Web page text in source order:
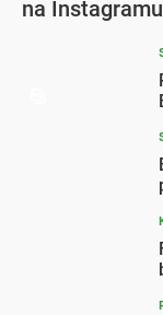
na